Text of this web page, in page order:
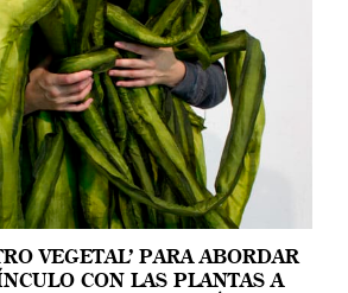
VEGETAL’ PARA ABORDAR
CON LAS PLANTAS A